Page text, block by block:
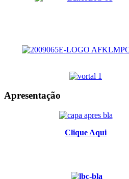
Apresentação
Clique Aqui